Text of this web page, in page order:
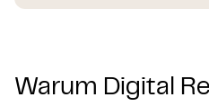
Warum Digital